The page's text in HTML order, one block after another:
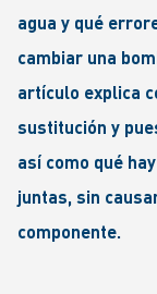
agua y qué
cambiar una
artículo explica
sustitución y
así como qué
juntas, sin
componente.